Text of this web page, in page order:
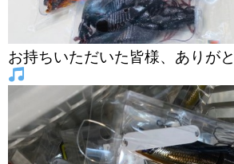
お持ちいただいた皆様、ありが